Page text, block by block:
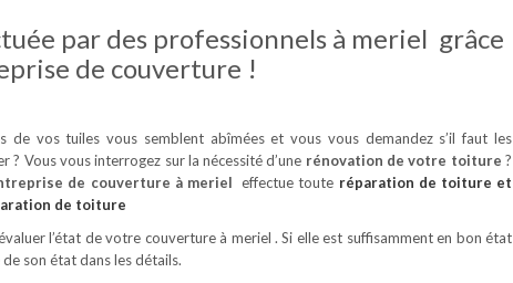
par des professionnels à meriel grâce
de couverture !
de vos tuiles vous semblent abîmées et vous vous demandez s’il faut les
? Vous vous interrogez sur la nécessité d’une rénovation de votre toiture?
de couverture à merieleffectue toute réparation de toiture et
de toiture
l’état de votre couverture à meriel . Si elle est suffisamment en bon état
son état dans les détails.